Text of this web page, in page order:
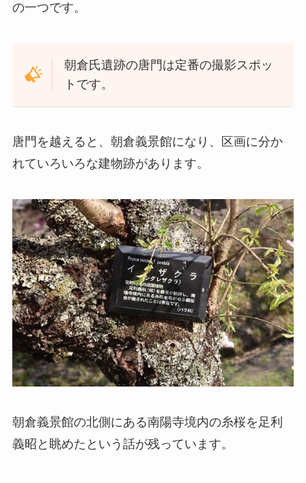
の一つです。
朝倉氏遺跡の唐門は定番の撮影スポッ
トです。
唐門を越えると、朝倉義景館になり、区画に分か
れていろいろな建物跡があります。
朝倉義景館の北側にある南陽寺境内の糸桜を足利
義昭と眺めたという話が残っています。